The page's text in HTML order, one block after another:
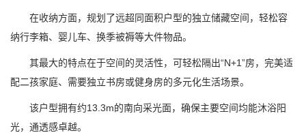
在收纳方面，规划了远超同面积户型的独立储藏空间，轻松容
纳行李箱、婴儿车、换季被褥等大件物品。
其最大的特点在于空间的灵活性，可轻松隔出“N+1”房，完美适
配二孩家庭、需要独立书房或健身房的多元化生活场景。
该户型拥有约13.3m的南向采光面，确保主要空间均能沐浴阳
光，通透感卓越。